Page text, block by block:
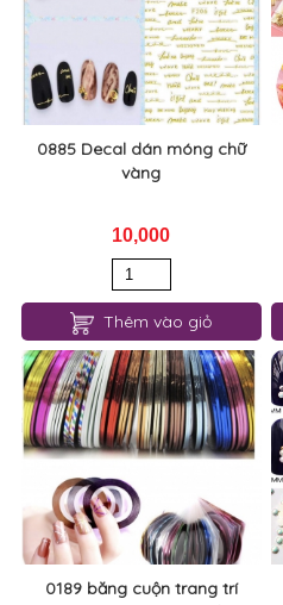
0885 Decal dán móng chữ
vàng
10,000
Thêm vào giỏ
0189 băng cuộn trang trí